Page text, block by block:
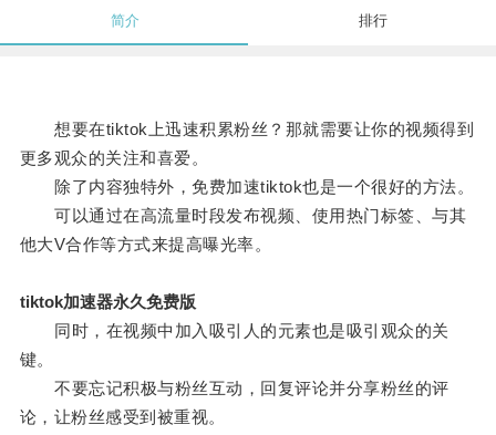
简介 排行
想要在tiktok上迅速积累粉丝？那就需要让你的视频得到
更多观众的关注和喜爱。
除了内容独特外，免费加速tiktok也是一个很好的方法。
可以通过在高流量时段发布视频、使用热门标签、与其
他大V合作等方式来提高曝光率。
tiktok加速器永久免费版
同时，在视频中加入吸引人的元素也是吸引观众的关
键。
不要忘记积极与粉丝互动，回复评论并分享粉丝的评
论，让粉丝感受到被重视。